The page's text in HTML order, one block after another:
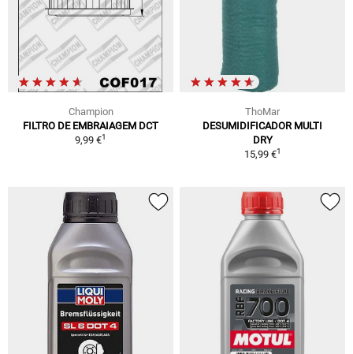
Champion
FILTRO DE EMBRAIAGEM DCT
9,99 €1
ThoMar
DESUMIDIFICADOR MULTI
DRY
15,99 €1